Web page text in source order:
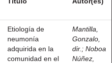
Etiología de
neumonía
adquirida en la
comunidad en el
Mantilla,
Gonzalo,
dir. ; Noboa
Núñez,